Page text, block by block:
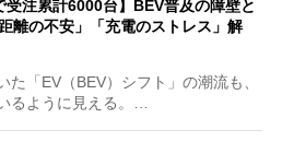
受注累計6000台】BEV普及の障壁と
離の不安」「充電のストレス」解
「EV（BEV）シフト」の潮流も、
るように見える。…